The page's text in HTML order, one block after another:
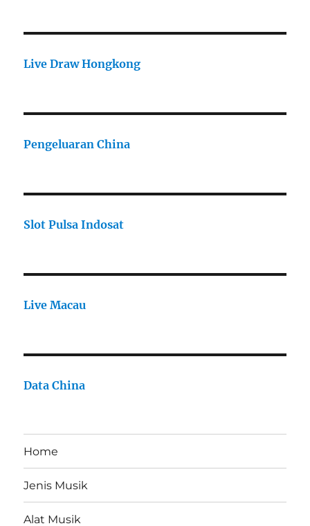
Live Draw Hongkong
Pengeluaran China
Slot Pulsa Indosat
Live Macau
Data China
Home
Jenis Musik
Alat Musik